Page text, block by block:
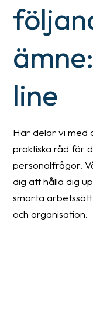
line
Här delar vi med
praktiska råd för
personalfrågor.
dig att hålla dig
smarta
och organisation.